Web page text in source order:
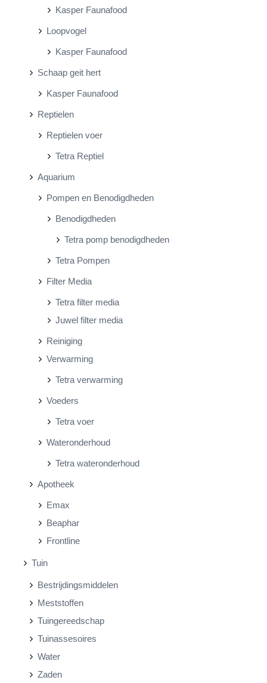
Kasper Faunafood
Loopvogel
Kasper Faunafood
Schaap geit hert
Kasper Faunafood
Reptielen
Reptielen voer
Tetra Reptiel
Aquarium
Pompen en Benodigdheden
Benodigdheden
Tetra pomp benodigdheden
Tetra Pompen
Filter Media
Tetra filter media
Juwel filter media
Reiniging
Verwarming
Tetra verwarming
Voeders
Tetra voer
Wateronderhoud
Tetra wateronderhoud
Apotheek
Emax
Beaphar
Frontline
Tuin
Bestrijdingsmiddelen
Meststoffen
Tuingereedschap
Tuinassesoires
Water
Zaden